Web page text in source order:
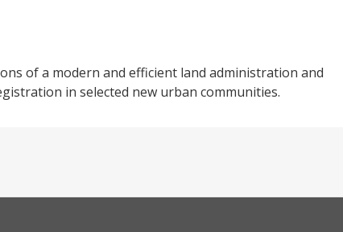
of a modern and efficient land administration and
in selected new urban communities.